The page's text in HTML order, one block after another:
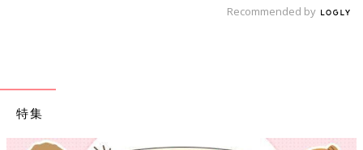
Recommended by
特集